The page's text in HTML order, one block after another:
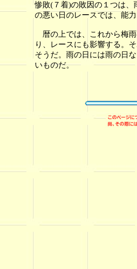
惨敗(７着)の敗因の１つは
の悪い日のレースでは、能
暦の上では、これから梅
り、レースにも影響する。
そうだ。雨の日には雨の日
いものだ。